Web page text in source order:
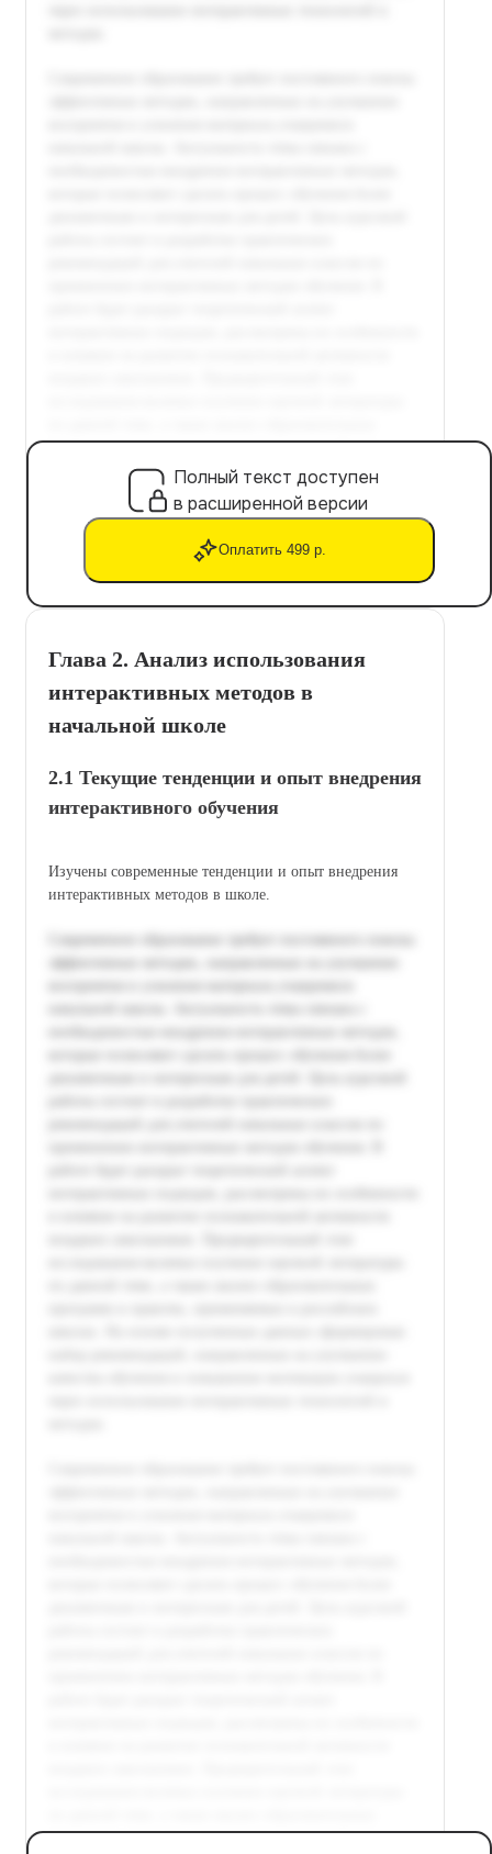
Полный текст доступен
в расширенной версии
Оплатить 499 р.
Глава 2. Анализ использования
интерактивных методов в
начальной школе
2.1 Текущие тенденции и опыт внедрения
интерактивного обучения
Изучены современные тенденции и опыт внедрения
интерактивных методов в школе.